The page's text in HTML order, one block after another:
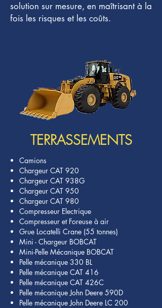
solution sur mesure, en maîtrisant à la
fois les risques et les coûts.
TERRASSEMENTS
Camions
Chargeur CAT 920
Chargeur CAT 938G
Chargeur CAT 950
Chargeur CAT 980
Compresseur Electrique
Compresseur et Foreuse à air
Grue Locatelli Crane (55 tonnes)
Mini - Chargeur BOBCAT
Mini-Pelle Mécanique BOBCAT
Pelle mécanique 330 BL
Pelle mécanique CAT 416
Pelle mécanique CAT 426C
Pelle mécanique John Deere 590D
Pelle mécanique John Deere LC 200